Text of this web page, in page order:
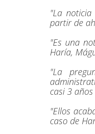
"La
partir de
"Es una
Haría,
"La
casi 3
"Ellos
caso de